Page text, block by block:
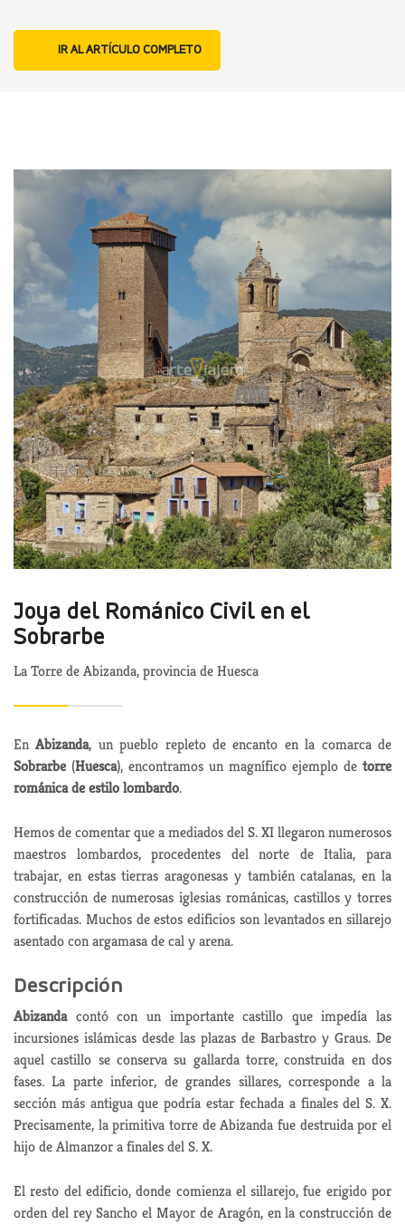
IR AL ARTÍCULO COMPLETO
Joya del Románico Civil en el
Sobrarbe
La Torre de Abizanda, provincia de Huesca
EnAbizanda, un pueblo repleto de encanto en la comarca de
Sobrarbe (Huesca), encontramos un magnífico ejemplo de torre
románica de estilo lombardo.
Hemos de comentar que a mediados del S. XI llegaron numerosos
maestros lombardos, procedentes del norte de Italia, para
trabajar, en estas tierras aragonesas y también catalanas, en la
construcción de numerosas iglesias románicas, castillos y torres
fortificadas. Muchos de estos edificios son levantados en sillarejo
asentado con argamasa de cal y arena.
Descripción
Abizandacontó con un importante castillo que impedía las
incursiones islámicas desde las plazas de Barbastro y Graus. De
aquel castillo se conserva su gallarda torre, construida en dos
fases. La parte inferior, de grandes sillares, corresponde a la
sección más antigua que podría estar fechada a finales del S. X.
Precisamente, la primitiva torre de Abizanda fue destruida por el
hijo de Almanzor a finales del S. X.
El resto del edificio, donde comienza el sillarejo, fue erigido por
orden del rey Sancho el Mayor de Aragón, en la construcción de